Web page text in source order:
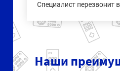
Специалист перезвонит
Наши